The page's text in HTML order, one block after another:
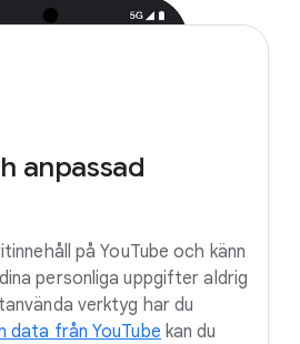
anpassad
på YouTube och känn
personliga uppgifter aldrig
verktyg har du
data från YouTube kan du